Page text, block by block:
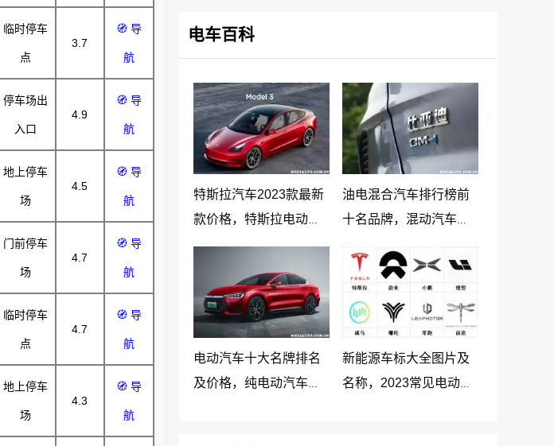
临时停车
点
3.7
🧭 导
航
停车场出
入口
4.9
🧭 导
航
地上停车
场
4.5
🧭 导
航
门前停车
场
4.7
🧭 导
航
临时停车
点
4.7
🧭 导
航
地上停车
场
4.3
🧭 导
航
电车百科
特斯拉汽车2023款最新
款价格，特斯拉电动汽
车价格及落地价
油电混合汽车排行榜前
十名品牌，混动汽车十
电动汽车十大名牌排名
及价格，纯电动汽车排
新能源车标大全图片及
名称，2023常见电动汽